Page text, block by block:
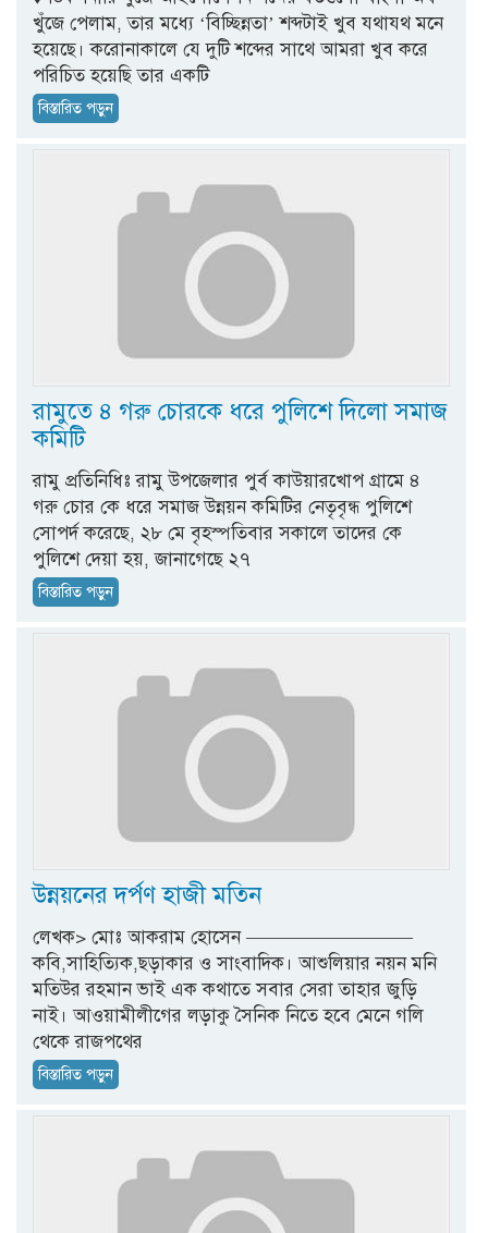
খুঁজে পেলাম, তার মধ্যে ‘বিচ্ছিন্নতা’ শব্দটাই খুব যথাযথ মনে
হয়েছে। করোনাকালে যে দুটি শব্দের সাথে আমরা খুব করে
পরিচিত হয়েছি তার একটি
বিস্তারিত পড়ুন
রামুতে ৪ গরু চোরকে ধরে পুলিশে দিলো সমাজ
কমিটি
রামু প্রতিনিধিঃ রামু উপজেলার পুর্ব কাউয়ারখোপ গ্রামে ৪
গরু চোর কে ধরে সমাজ উন্নয়ন কমিটির নেতৃবৃন্ধ পুলিশে
সোপর্দ করেছে, ২৮ মে বৃহস্পতিবার সকালে তাদের কে
পুলিশে দেয়া হয়, জানাগেছে ২৭
বিস্তারিত পড়ুন
উন্নয়নের দর্পণ হাজী মতিন
লেখক> মোঃ আকরাম হোসেন —————————
কবি,সাহিত্যিক,ছড়াকার ও সাংবাদিক। আশুলিয়ার নয়ন মনি
মতিউর রহমান ভাই এক কথাতে সবার সেরা তাহার জুড়ি
নাই। আওয়ামীলীগের লড়াকু সৈনিক নিতে হবে মেনে গলি
থেকে রাজপথের
বিস্তারিত পড়ুন